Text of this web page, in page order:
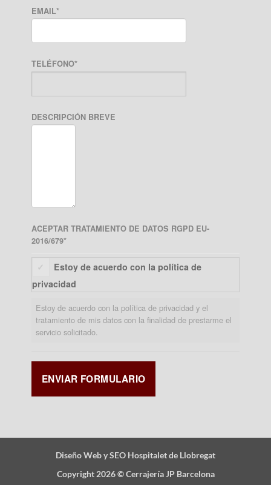
EMAIL*
TELÉFONO*
DESCRIPCIÓN BREVE
ACEPTAR TRATAMIENTO DE DATOS RGPD EU-
2016/679*
Estoy de acuerdo con la política de
privacidad
Estoy de acuerdo con la política de privacidad y el
tratamiento de mis datos con la finalidad de prestarme el
servicio solicitado.
Diseño Web y SEO Hospitalet de Llobregat
Copyright 2026 ©Cerrajería JP Barcelona